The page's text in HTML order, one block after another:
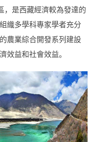
，是西藏經濟較為發達的
織多學科專家學者充分
農業綜合開發系列建設
效益和社會效益。